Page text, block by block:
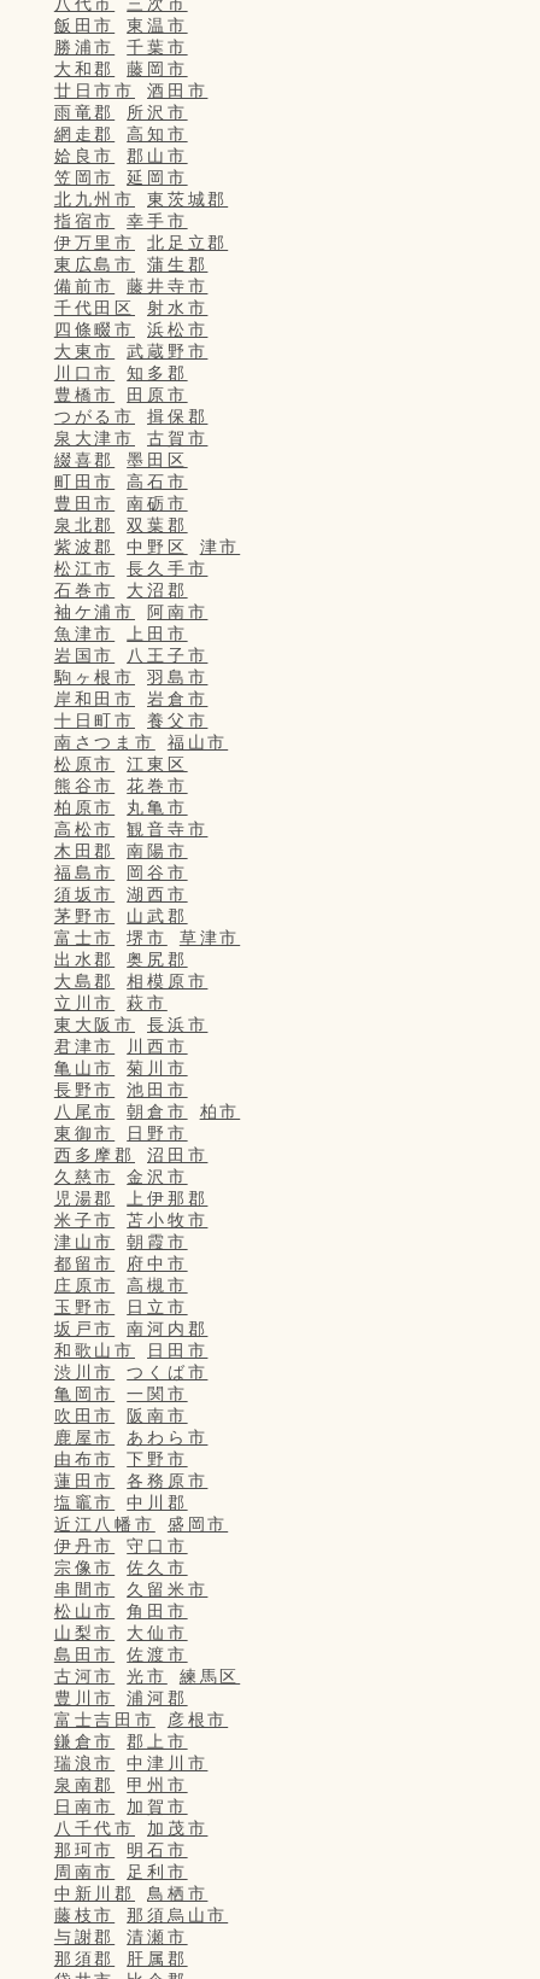
飯田市
東温市
勝浦市
千葉市
大和郡
藤岡市
廿日市市
酒田市
雨竜郡
所沢市
網走郡
高知市
姶良市
郡山市
笠岡市
延岡市
北九州市
東茨城郡
指宿市
幸手市
伊万里市
北足立郡
東広島市
蒲生郡
備前市
藤井寺市
千代田区
射水市
四條畷市
浜松市
大東市
武蔵野市
川口市
知多郡
豊橋市
田原市
つがる市
揖保郡
泉大津市
古賀市
綴喜郡
墨田区
町田市
高石市
豊田市
南砺市
泉北郡
双葉郡
紫波郡
中野区
津市
松江市
長久手市
石巻市
大沼郡
袖ケ浦市
阿南市
魚津市
上田市
岩国市
八王子市
駒ヶ根市
羽島市
岸和田市
岩倉市
十日町市
養父市
南さつま市
福山市
松原市
江東区
熊谷市
花巻市
柏原市
丸亀市
高松市
観音寺市
木田郡
南陽市
福島市
岡谷市
須坂市
湖西市
茅野市
山武郡
富士市
堺市
草津市
出水郡
奥尻郡
大島郡
相模原市
立川市
萩市
東大阪市
長浜市
君津市
川西市
亀山市
菊川市
長野市
池田市
八尾市
朝倉市
柏市
東御市
日野市
西多摩郡
沼田市
久慈市
金沢市
児湯郡
上伊那郡
米子市
苫小牧市
津山市
朝霞市
都留市
府中市
庄原市
高槻市
玉野市
日立市
坂戸市
南河内郡
和歌山市
日田市
渋川市
つくば市
亀岡市
一関市
吹田市
阪南市
鹿屋市
あわら市
由布市
下野市
蓮田市
各務原市
塩竈市
中川郡
近江八幡市
盛岡市
伊丹市
守口市
宗像市
佐久市
串間市
久留米市
松山市
角田市
山梨市
大仙市
島田市
佐渡市
古河市
光市
練馬区
豊川市
浦河郡
富士吉田市
彦根市
鎌倉市
郡上市
瑞浪市
中津川市
泉南郡
甲州市
日南市
加賀市
八千代市
加茂市
那珂市
明石市
周南市
足利市
中新川郡
鳥栖市
藤枝市
那須烏山市
与謝郡
清瀬市
那須郡
肝属郡